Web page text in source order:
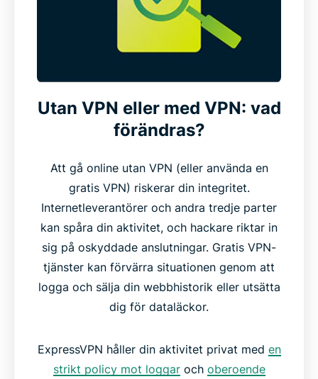
Utan VPN eller med VPN: vad
förändras?
Att gå online utan VPN (eller använda en
gratis VPN) riskerar din integritet.
Internetleverantörer och andra tredje parter
kan spåra din aktivitet, och hackare riktar in
sig på oskyddade anslutningar. Gratis VPN-
tjänster kan förvärra situationen genom att
logga och sälja din webbhistorik eller utsätta
dig för dataläckor.
ExpressVPN håller din aktivitet privat med en
strikt policy mot loggaroch oberoende